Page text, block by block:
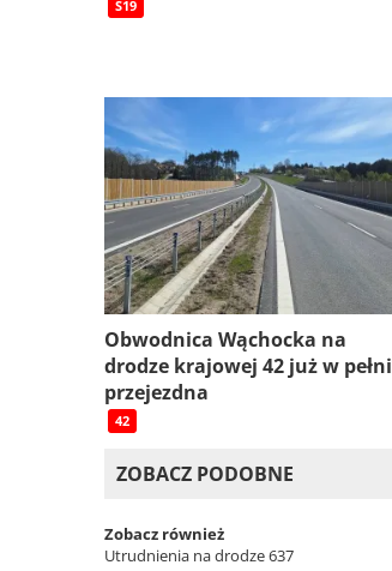
S19
Obwodnica Wąchocka na
drodze krajowej 42 już w pełni
przejezdna
42
ZOBACZ PODOBNE
Zobacz również
Utrudnienia na drodze 637